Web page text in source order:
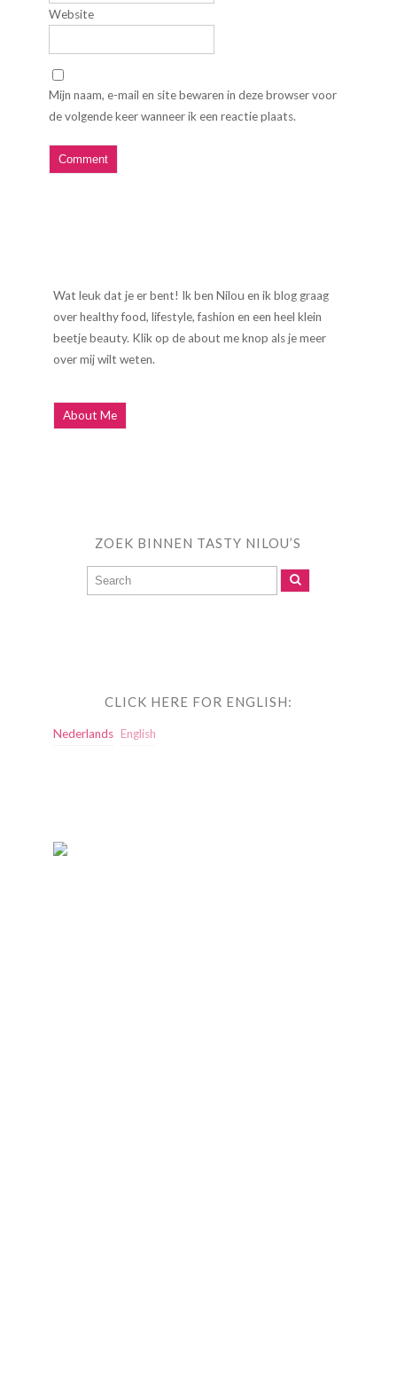
Website
Mijn naam, e-mail en site bewaren in deze browser voor
de volgende keer wanneer ik een reactie plaats.
Wat leuk dat je er bent! Ik ben Nilou en ik blog graag
over healthy food, lifestyle, fashion en een heel klein
beetje beauty. Klik op de about me knop als je meer
over mij wilt weten.
About Me
ZOEK BINNEN TASTY NILOU’S
CLICK HERE FOR ENGLISH:
Nederlands English